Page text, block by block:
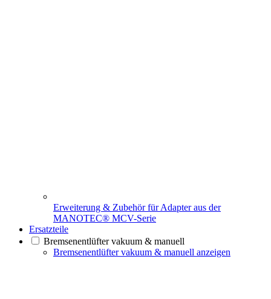
Erweiterung & Zubehör für Adapter aus der
MANOTEC® MCV-Serie
Ersatzteile
Bremsenentlüfter vakuum & manuell
Bremsenentlüfter vakuum & manuell anzeigen